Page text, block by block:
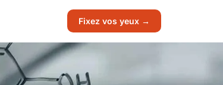
Fixez vos yeux →